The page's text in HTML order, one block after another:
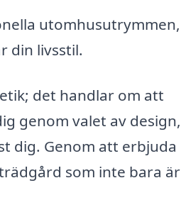
utomhusutrymmen,
din livsstil.
det handlar om att
genom valet av design,
dig. Genom att erbjuda
som inte bara är